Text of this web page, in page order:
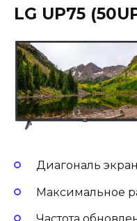
LG UP75
Диагональ
Максимальное